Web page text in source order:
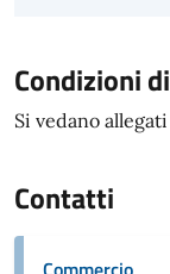
Condizioni
Si vedano allegati
Contatti